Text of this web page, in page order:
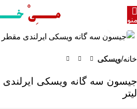
برای بزرگنمایی کلیک کنید
خانه ویسکی
لیتر